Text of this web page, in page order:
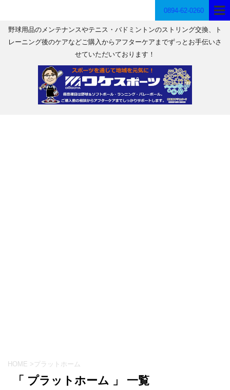
0894-62-0260
野球用品のメンテナンスやテニス・バドミントンのストリング交換、ト
レーニング後のケアなどご購入からアフターケアまでずっとお手伝いさ
せていただいております！
HOME > プラットホーム
「 プラットホーム 」 一覧